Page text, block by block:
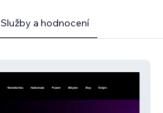
Služby a hodnocení